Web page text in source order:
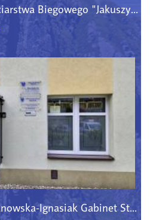
Ośrodek Narciarstwa Biegowego "Jakuszyce"
Mariola Jordanowska-Ignasiak Gabinet Stomatologii Rodzinnej